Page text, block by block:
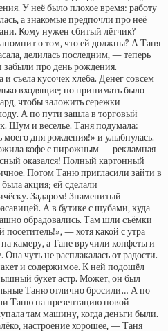
У неё было плохое время: работу
а знакомые предпочли про неё
Кому нужен сбитый лётчик?
о том, что ей должны? А Таня
делилась последним, — теперь
забыли про день рождения.
съела кусочек хлеба. Денег совсем
входящие; но принимать было
чтобы заложить сережки
А по пути зашла в торговый
Шум и веселье. Таня подумала:
моего дня рождения!» и улыбнулась.
кофе с пирожным — рекламная
оказался! Полный картонный
Потом Таню пригласили зайти в
акция; ей сделали
Задаром! Знаменитый
А в бутике с шубами, куда
обрадовались. Там шли съёмки
— хотя какой с утра
камеру, а Тане вручили конфеты и
чуть не расплакалась от радости.
и содержимое. К ней подошёл
букет астр. Может, он был
Таню отлично бросили… А по
Таню на презентацию новой
там машину, когда деньги были.
настроение хорошее, — Таня